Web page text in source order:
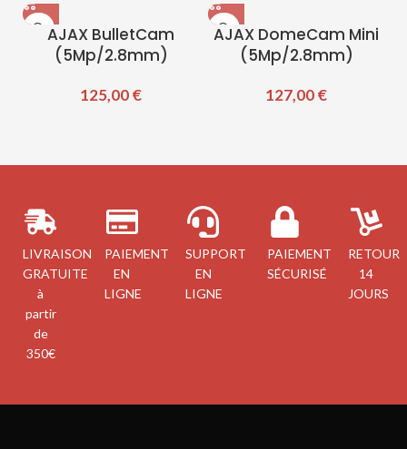
AJAX BulletCam
(5Mp/2.8mm)
125,00€
AJAX DomeCam Mini
(5Mp/2.8mm)
127,00€
LIVRAISON
GRATUITE
à
partir
de
350€
PAIEMENT
EN
LIGNE
SUPPORT
EN
LIGNE
PAIEMENT
SÉCURISÉ
RETOUR
14
JOURS